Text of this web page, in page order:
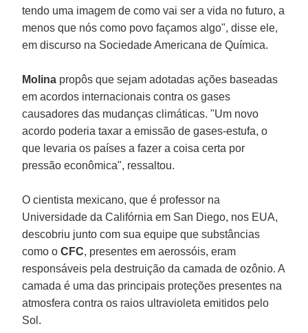
tendo uma imagem de como vai ser a vida no futuro, a
menos que nós como povo façamos algo", disse ele,
em discurso na Sociedade Americana de Química.
Molina propôs que sejam adotadas ações baseadas
em acordos internacionais contra os gases
causadores das mudanças climáticas. "Um novo
acordo poderia taxar a emissão de gases-estufa, o
que levaria os países a fazer a coisa certa por
pressão econômica", ressaltou.
O cientista mexicano, que é professor na
Universidade da Califórnia em San Diego, nos EUA,
descobriu junto com sua equipe que substâncias
como oCFC, presentes em aerossóis, eram
responsáveis pela destruição da camada de ozônio. A
camada é uma das principais proteções presentes na
atmosfera contra os raios ultravioleta emitidos pelo
Sol.